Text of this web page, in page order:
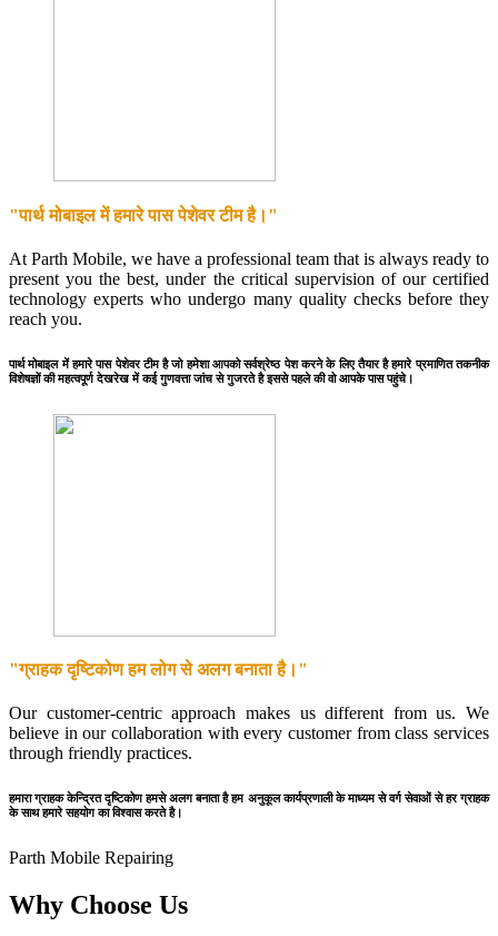
"पार्थ मोबाइल में हमारे पास पेशेवर टीम है।"
At Parth Mobile, we have a professional team that is always ready to
present you the best, under the critical supervision of our certified
technology experts who undergo many quality checks before they
reach you.
पार्थ मोबाइल में हमारे पास पेशेवर टीम है जो हमेशा आपको सर्वश्रेष्ठ पेश करने के लिए तैयार है हमारे प्रमाणित तकनीक
विशेषज्ञों की महत्वपूर्ण देखरेख में कई गुणवत्ता जांच से गुजरते है इससे पहले की वो आपके पास पहुंचे।
"ग्राहक दृष्टिकोण हम लोग से अलग बनाता है।"
Our customer-centric approach makes us different from us. We
believe in our collaboration with every customer from class services
through friendly practices.
हमारा ग्राहक केन्द्रित दृष्टिकोण हमसे अलग बनाता है हम अनुकूल कार्यप्रणाली के माध्यम से वर्ग सेवाओं से हर ग्राहक
के साथ हमारे सहयोग का विश्वास करते है।
Parth Mobile Repairing
Why Choose Us